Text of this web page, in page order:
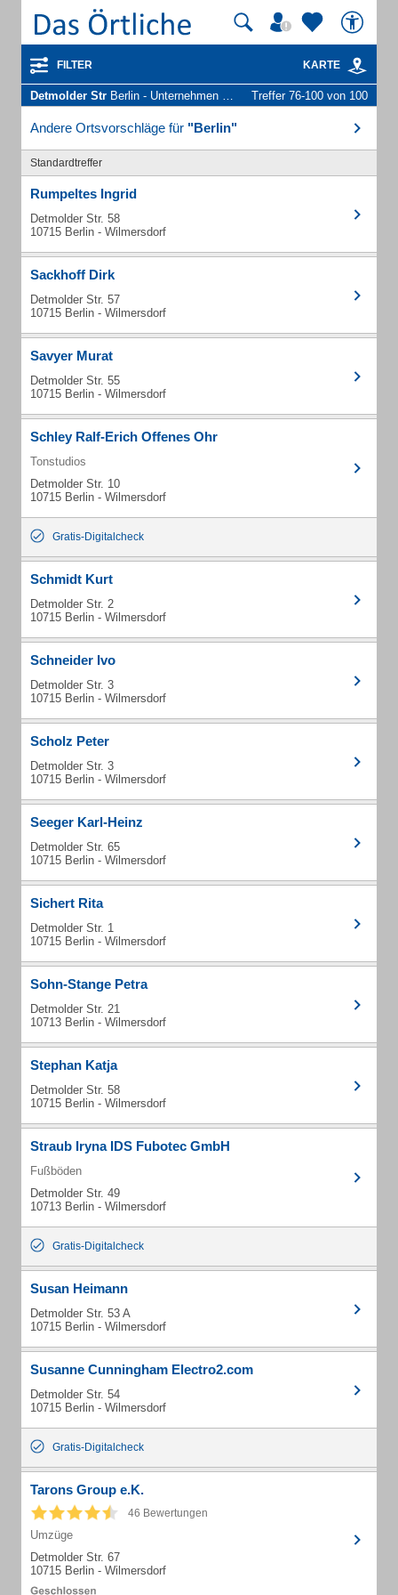
FILTER KARTE
Detmolder Str Berlin - Unternehmen und Personen Treffer 76-100 von 100
Andere Ortsvorschläge für "Berlin"
Standardtreffer
Rumpeltes Ingrid
Detmolder Str. 58
10715 Berlin - Wilmersdorf
Sackhoff Dirk
Detmolder Str. 57
10715 Berlin - Wilmersdorf
Savyer Murat
Detmolder Str. 55
10715 Berlin - Wilmersdorf
Schley Ralf-Erich Offenes Ohr
Tonstudios
Detmolder Str. 10
10715 Berlin - Wilmersdorf
Gratis-Digitalcheck
Schmidt Kurt
Detmolder Str. 2
10715 Berlin - Wilmersdorf
Schneider Ivo
Detmolder Str. 3
10715 Berlin - Wilmersdorf
Scholz Peter
Detmolder Str. 3
10715 Berlin - Wilmersdorf
Seeger Karl-Heinz
Detmolder Str. 65
10715 Berlin - Wilmersdorf
Sichert Rita
Detmolder Str. 1
10715 Berlin - Wilmersdorf
Sohn-Stange Petra
Detmolder Str. 21
10713 Berlin - Wilmersdorf
Stephan Katja
Detmolder Str. 58
10715 Berlin - Wilmersdorf
Straub Iryna IDS Fubotec GmbH
Fußböden
Detmolder Str. 49
10713 Berlin - Wilmersdorf
Gratis-Digitalcheck
Susan Heimann
Detmolder Str. 53 A
10715 Berlin - Wilmersdorf
Susanne Cunningham Electro2.com
Detmolder Str. 54
10715 Berlin - Wilmersdorf
Gratis-Digitalcheck
Tarons Group e.K.
46 Bewertungen
Umzüge
Detmolder Str. 67
10715 Berlin - Wilmersdorf